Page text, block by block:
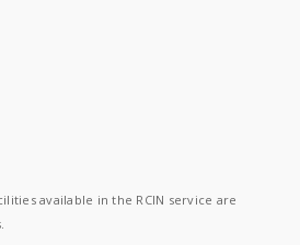
available in the RCIN service are